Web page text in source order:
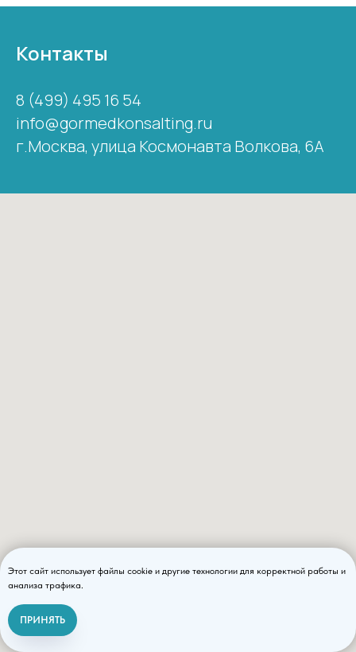
Этот сайт использует файлы cookie и другие технологии для корректной работы и
анализа трафика.
ПРИНЯТЬ
Контакты
8 (499) 495 16 54
info@gormedkonsalting.ru
г.Москва, улица Космонавта Волкова, 6А